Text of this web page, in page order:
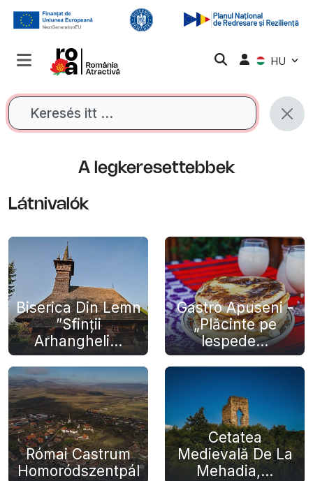
HU
A legkeresettebbek
Látnivalók
Biserica Din Lemn
”Sfinții
Arhangheli...
Gastro Apuseni -
„Plăcinte pe
lespede...
Római Castrum
Homoródszentpál
Cetatea
Medievală De La
Mehadia,...